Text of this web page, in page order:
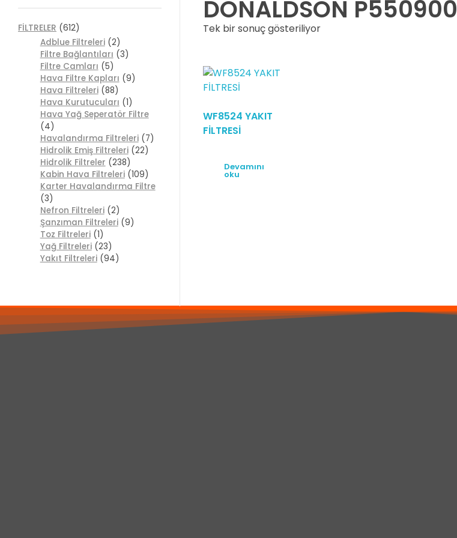
DONALDSON P550900
Tek bir sonuç gösteriliyor
WF8524 YAKIT
FİLTRESİ
Devamını
oku
FİLTRELER (612)
Adblue Filtreleri (2)
Filtre Bağlantıları (3)
Filtre Camları (5)
Hava Filtre Kapları (9)
Hava Filtreleri (88)
Hava Kurutucuları (1)
Hava Yağ Seperatör Filtre
(4)
Havalandırma Filtreleri (7)
Hidrolik Emiş Filtreleri (22)
Hidrolik Filtreler (238)
Kabin Hava Filtreleri (109)
Karter Havalandırma Filtre
(3)
Nefron Filtreleri (2)
Şanzıman Filtreleri (9)
Toz Filtreleri (1)
Yağ Filtreleri (23)
Yakıt Filtreleri (94)